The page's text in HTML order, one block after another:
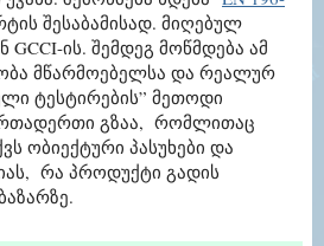
შესაბამისად. მიღებულ
GCCI-ის. შემდეგ მოწმდება ამ
მწარმოებელსა და რეალურ
ტესტირების” მეთოდი
გზაა, რომლითაც
ობიექტური პასუხები და
რა პროდუქტი გადის